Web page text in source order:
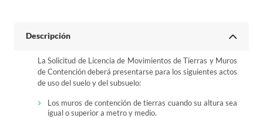
Descripción
La Solicitud de Licencia de Movimientos de Tierras y Muros
de Contención deberá presentarse para los siguientes actos
de uso del suelo y del subsuelo:
Los muros de contención de tierras cuando su altura sea
igual o superior a metro y medio.